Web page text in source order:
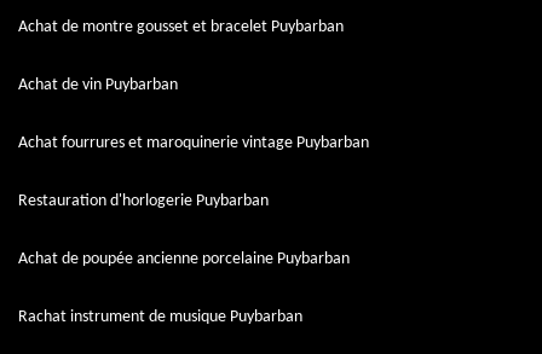
Achat de montre gousset et bracelet Puybarban
Achat de vin Puybarban
Achat fourrures et maroquinerie vintage Puybarban
Restauration d'horlogerie Puybarban
Achat de poupée ancienne porcelaine Puybarban
Rachat instrument de musique Puybarban